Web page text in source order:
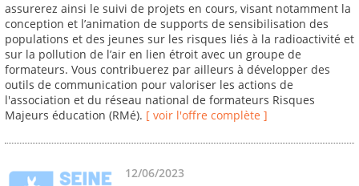
assurerez ainsi le suivi de projets en cours, visant notamment la
conception et l’animation de supports de sensibilisation des
populations et des jeunes sur les risques liés à la radioactivité et
sur la pollution de l’air en lien étroit avec un groupe de
formateurs. Vous contribuerez par ailleurs à développer des
outils de communication pour valoriser les actions de
l'association et du réseau national de formateurs Risques
Majeurs éducation (RMé). [ voir l'offre complète ]
12/06/2023